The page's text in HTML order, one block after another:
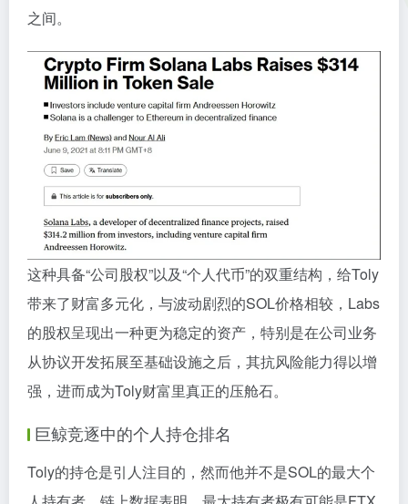
之间。
这种具备“公司股权”以及“个人代币”的双重结构，给Toly
带来了财富多元化，与波动剧烈的SOL价格相较，Labs
的股权呈现出一种更为稳定的资产，特别是在公司业务
从协议开发拓展至基础设施之后，其抗风险能力得以增
强，进而成为Toly财富里真正的压舱石。
巨鲸竞逐中的个人持仓排名
Toly的持仓是引人注目的，然而他并不是SOL的最大个